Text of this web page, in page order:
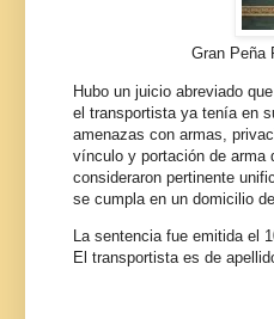
Gran Peña
Hubo un juicio abreviado
el transportista ya tenía en
amenazas con armas,
vínculo y portación de arma
consideraron pertinente
se cumpla en un domicilio
La sentencia fue emitida el
El transportista es de